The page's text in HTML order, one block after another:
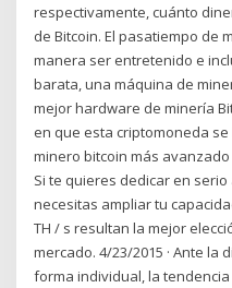
respectivamente, cuánto
de Bitcoin. El pasatiempo de
manera ser entretenido e
barata, una máquina de
mejor hardware de minería
en que esta criptomoneda se
minero bitcoin más
Si te quieres dedicar en
necesitas ampliar tu
TH / s resultan la mejor
mercado. 4/23/2015 · Ante
forma individual, la